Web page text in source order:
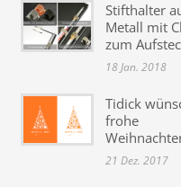
Stifthalter
Metall mit
zum
18 Jan. 2018
Tidick
frohe
21 Dez. 2017